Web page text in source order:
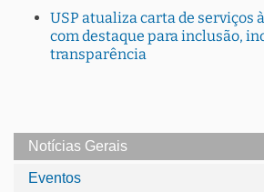
USP atualiza carta de serviços
com destaque para inclusão,
transparência
Notícias Gerais
Eventos